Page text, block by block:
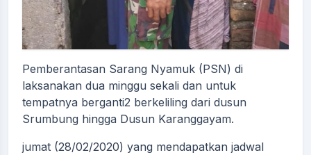
Pemberantasan Sarang Nyamuk (PSN) di
laksanakan dua minggu sekali dan untuk
tempatnya berganti2 berkeliling dari dusun
Srumbung hingga Dusun Karanggayam.
jumat (28/02/2020) yang mendapatkan jadwal